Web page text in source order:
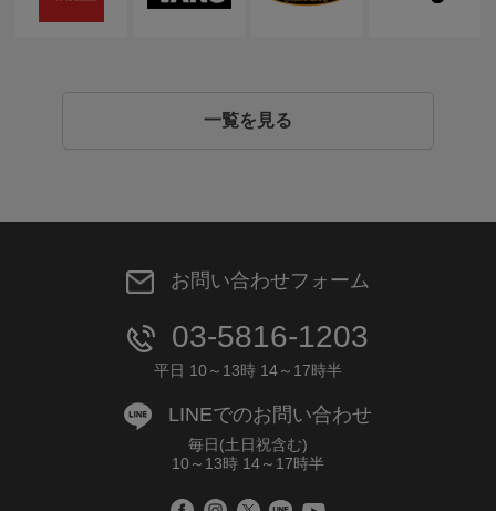
一覧を見る
お問い合わせフォーム
03-5816-1203
平日 10～13時 14～17時半
LINEでのお問い合わせ
毎日(土日祝含む)
10～13時 14～17時半